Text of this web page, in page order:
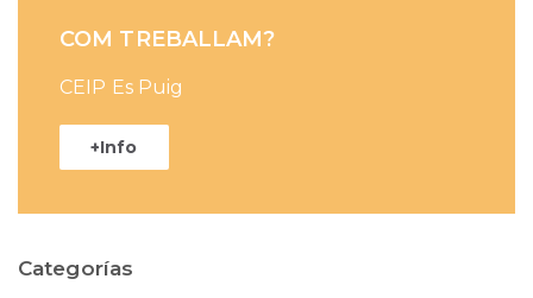
COM TREBALLAM?
CEIP Es Puig
+Info
Categorías